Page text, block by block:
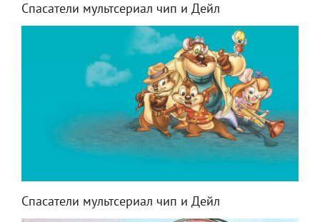
Спасатели мультсериал чип и Дейл
Спасатели мультсериал чип и Дейл